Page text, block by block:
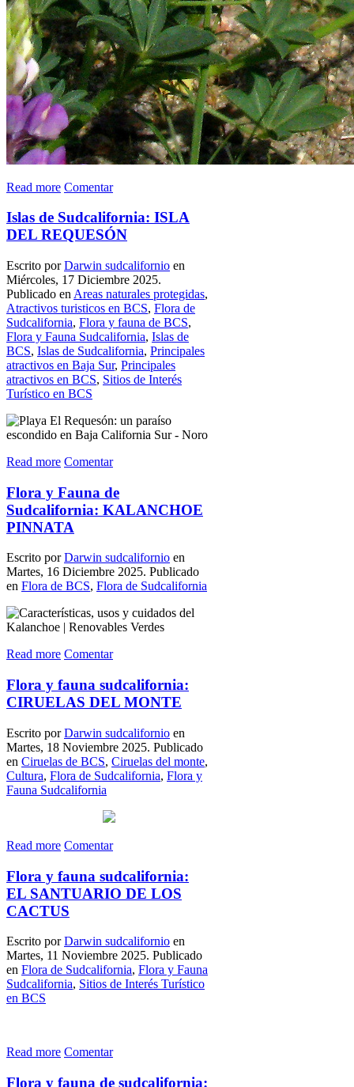
Read more Comentar
Islas de Sudcalifornia: ISLA
DEL REQUESÓN
Escrito porDarwin sudcalifornio en
Miércoles, 17 Diciembre 2025.
Publicado en Areas naturales protegidas,
Atractivos turisticos en BCS, Flora de
Sudcalifornia, Flora y fauna de BCS,
Flora y Fauna Sudcalifornia, Islas de
BCS, Islas de Sudcalifornia, Principales
atractivos en Baja Sur, Principales
atractivos en BCS, Sitios de Interés
Turístico en BCS
Read more Comentar
Flora y Fauna de
Sudcalifornia: KALANCHOE
PINNATA
Escrito porDarwin sudcalifornio en
Martes, 16 Diciembre 2025. Publicado
en Flora de BCS, Flora de Sudcalifornia
Read more Comentar
Flora y fauna sudcalifornia:
CIRUELAS DEL MONTE
Escrito porDarwin sudcalifornio en
Martes, 18 Noviembre 2025. Publicado
en Ciruelas de BCS, Ciruelas del monte,
Cultura, Flora de Sudcalifornia, Flora y
Fauna Sudcalifornia
Read more Comentar
Flora y fauna sudcalifornia:
EL SANTUARIO DE LOS
CACTUS
Escrito porDarwin sudcalifornio en
Martes, 11 Noviembre 2025. Publicado
en Flora de Sudcalifornia, Flora y Fauna
Sudcalifornia, Sitios de Interés Turístico
en BCS
Read more Comentar
Flora y fauna de sudcalifornia: